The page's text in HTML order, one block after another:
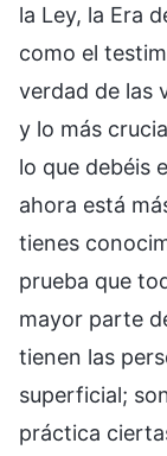
la Ley, la Era
como el
verdad de las
y lo más
lo que debéis
ahora está
tienes
prueba que
mayor parte
tienen las
superficial;
práctica